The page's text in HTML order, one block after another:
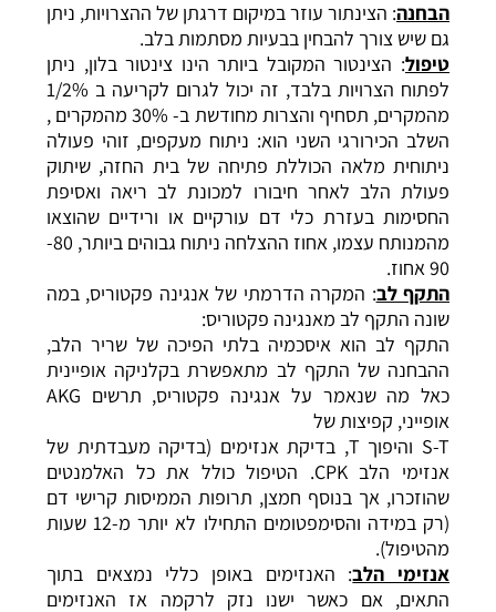
הבחנה: הצינתור עוזר במיקום דרגתן של ההצרויות, ניתן
גם שיש צורך להבחין בבעיות מסתמות בלב.
טיפול: הצינטור המקובל ביותר הינו צינטור בלון, ניתן
לפתוח הצרויות בלבד, זה יכול לגרום לקריעה ב 1/2%
מהמקרים, תסחיף והצרות מחודשת ב- 30% מהמקרים ,
השלב הכירורגי השני הוא: ניתוח מעקפים, זוהי פעולה
ניתוחית מלאה הכוללת פתיחה של בית החזה, שיתוק
פעולת הלב לאחר חיבורו למכונת לב ריאה ואסיפת
החסימות בעזרת כלי דם עורקיים או ורידיים שהוצאו
מהמנותח עצמו, אחוז ההצלחה ניתוח גבוהים ביותר, 80-
90 אחוז.
התקף לב: המקרה הדרמתי של אנגינה פקטוריס, במה
שונה התקף לב מאנגינה פקטוריס:
התקף לב הוא איסכמיה בלתי הפיכה של שריר הלב,
ההבחנה של התקף לב מתאפשרת בקלניקה אופיינית
כאל מה שנאמר על אנגינה פקטוריס, תרשים AKG
אופייני, קפיצות של
S-T והיפוך T, בדיקת אנזימים (בדיקה מעבדתית של
אנזימי הלב CPK. הטיפול כולל את כל האלמנטים
שהוזכרו, אך בנוסף חמצן, תרופות הממיסות קרישי דם
(רק במידה והסימפטומים התחילו לא יותר מ-12 שעות
מהטיפול).
אנזימי הלב: האנזימים באופן כללי נמצאים בתוך
התאים, אם כאשר ישנו נזק לרקמה אז האנזימים